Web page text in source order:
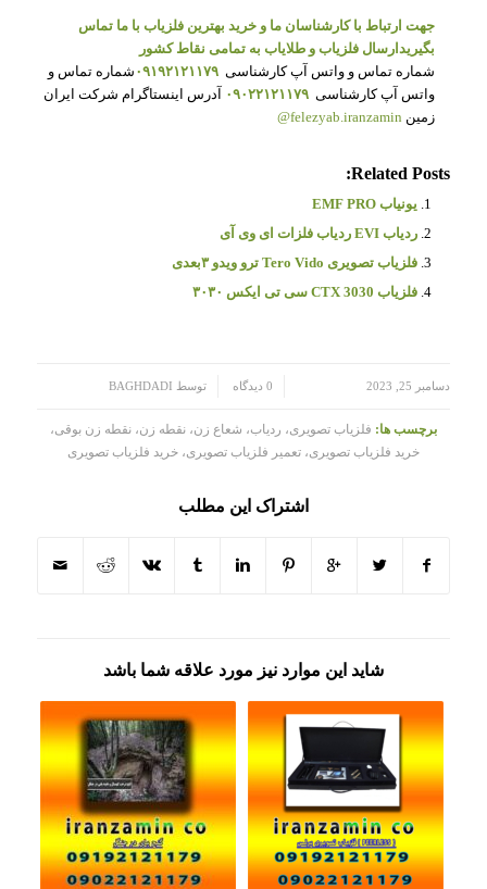
جهت ارتباط با کارشناسان ما و خرید بهترین فلزیاب با ما تماس
بگیریدارسال فلزیاب و طلایاب به تمامی نقاط کشور
شماره تماس و واتس آپ کارشناسی ۰۹۱۹۲۱۲۱۱۷۹ شماره تماس و
واتس آپ کارشناسی ۰۹۰۲۲۱۲۱۱۷۹ آدرس اینستاگرام شرکت ایران
زمین felezyab.iranzamin@
Related Posts:
یونیاب EMF PRO
ردیاب EVI ردیاب فلزات ای وی آی
فلزیاب تصویری Tero Vido ترو ویدو ۳بعدی
فلزیاب CTX 3030 سی تی ایکس ۳۰۳۰
دسامبر 25, 2023 0 دیدگاه توسط BAGHDADI
برچسب ها: فلزیاب تصویری، ردیاب، شعاع زن، نقطه زن، نقطه زن بوقی،
خرید فلزیاب تصویری، تعمیر فلزیاب تصویری، خرید فلزیاب تصویری
اشتراک این مطلب
شاید این موارد نیز مورد علاقه شما باشد